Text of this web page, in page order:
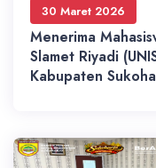
30 Maret 2026
Menerima
Slamet Riyadi
Kabupaten